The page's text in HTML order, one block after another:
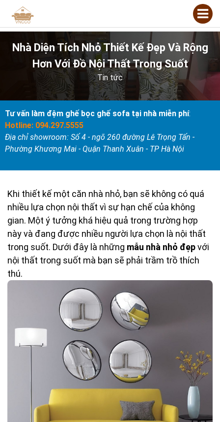
Nhà Diện Tích Nhỏ Thiết Kế Đẹp Và Rộng
Hơn Với Đồ Nội Thất Trong Suốt
Tin tức
Tư vấn làm đệm ghế bọc ghế sofa tại nhà miễn phí:
Hotline: 094.297.5555
Địa chỉ showroom: Số 4 - ngõ 260 đường Lê Trọng Tấn -
Phường Khương Mai - Quận Thanh Xuân - TP Hà Nội
Khi thiết kế một căn nhà nhỏ, bạn sẽ không có quá
nhiều lựa chọn nội thất vì sự hạn chế của không
gian. Một ý tưởng khá hiệu quả trong trường hợp
này và đang được nhiều người lựa chọn là nội thất
trong suốt. Dưới đây là những mẫu nhà nhỏ đẹpvới
nội thất trong suốt mà bạn sẽ phải trầm trồ thích
thú.